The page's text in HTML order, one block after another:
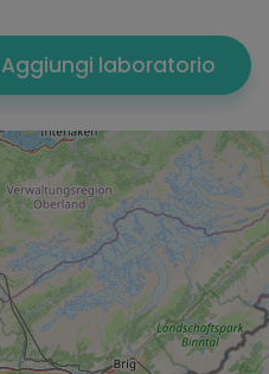
Aggiungi laboratorio